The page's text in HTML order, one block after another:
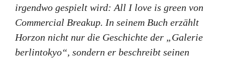
irgendwo gespielt wird: All I love is green von
Commercial Breakup. In seinem Buch erzählt
Horzon nicht nur die Geschichte der „Galerie
berlintokyo“, sondern er beschreibt seinen